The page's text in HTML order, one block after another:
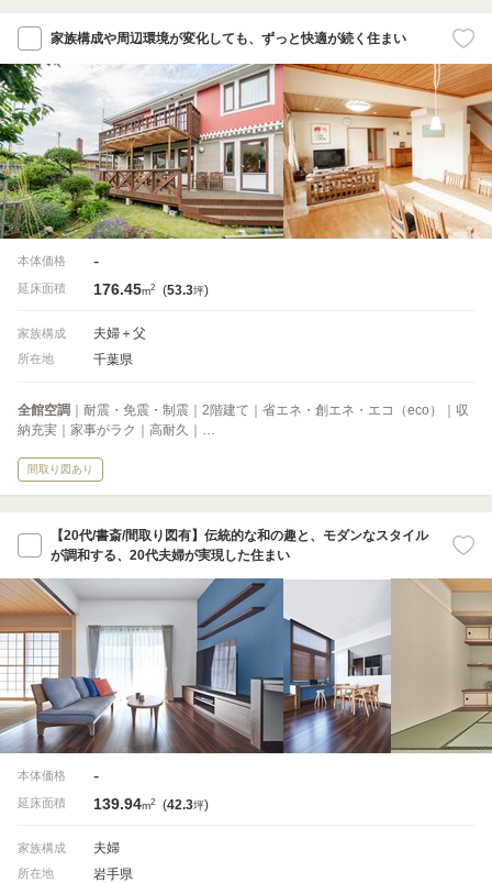
家族構成や周辺環境が変化しても、ずっと快適が続く住まい
本体価格 -
延床面積 176.45m2 (53.3坪)
家族構成 夫婦＋父
所在地 千葉県
全館空調 ｜耐震・免震・制震｜2階建て｜省エネ・創エネ・エコ（eco）｜収
納充実｜家事がラク｜高耐久｜…
間取り図あり
【20代/書斎/間取り図有】伝統的な和の趣と、モダンなスタイル
が調和する、20代夫婦が実現した住まい
本体価格 -
延床面積 139.94m2 (42.3坪)
家族構成 夫婦
所在地 岩手県